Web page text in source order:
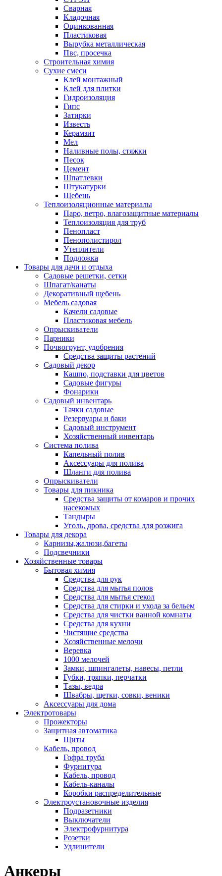
Сварная
Кладочная
Оцинкованная
Пластиковая
Вырубка металлическая
Пвс, просечка
Строительная химия
Сухие смеси
Клей монтажный
Клей для плитки
Гидроизоляция
Гипс
Затирки
Известь
Керамзит
Мел
Наливные полы, стяжки
Песок
Цемент
Шпатлевки
Штукатурки
Щебень
Теплоизоляционные материалы
Паро, ветро, влагозащитные материалы
Теплоизоляция для труб
Пенопласт
Пенополистирол
Утеплители
Подложка
Товары для дачи и отдыха
Садовые решетки, сетки
Шпагат/канаты
Декоративный щебень
Мебель садовая
Качели садовые
Пластиковая мебель
Опрыскиватели
Парники
Почвогрунт, удобрения
Средства защиты растений
Садовый декор
Кашпо, подставки для цветов
Садовые фигуры
Фонарики
Садовый инвентарь
Тачки садовые
Резервуары и баки
Садовый инструмент
Хозяйственный инвентарь
Система полива
Капельный полив
Аксессуары для полива
Шланги для полива
Опрыскиватели
Товары для пикника
Средства защиты от комаров и прочих
насекомых
Тандыры
Уголь, дрова, средства для розжига
Товары для декора
Карнизы,жалюзи,багеты
Подсвечники
Хозяйственные товары
Бытовая химия
Средства для рук
Средства для мытья полов
Средства для мытья стекол
Средства для стирки и ухода за бельем
Средства для чистки ванной комнаты
Средства для кухни
Чистящие средства
Хозяйственные мелочи
Веревка
1000 мелочей
Замки, шпингалеты, навесы, петли
Губки, тряпки, перчатки
Тазы, ведра
Швабры, щетки, совки, веники
Аксессуары для дома
Электротовары
Прожекторы
Защитная автоматика
Щиты
Кабель, провод
Гофра труба
Фурнитура
Кабель, провод
Кабель-каналы
Коробки распределительные
Электроустановочные изделия
Подразетники
Выключатели
Электрофурнитура
Розетки
Удлинители
Анкеры